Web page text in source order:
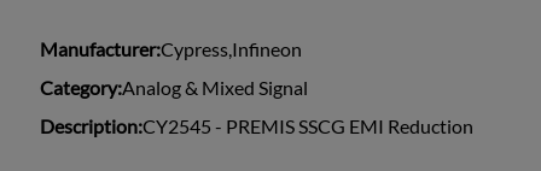
Manufacturer:Cypress,Infineon
Category:Analog & Mixed Signal
Description:CY2545 - PREMIS SSCG EMI Reduction